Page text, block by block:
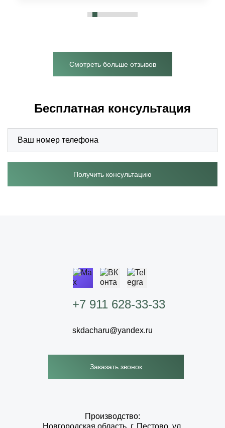
Смотреть больше отзывов
Бесплатная консультация
Получить консультацию
+7 911 628-33-33
skdacharu@yandex.ru
Заказать звонок
Производство: